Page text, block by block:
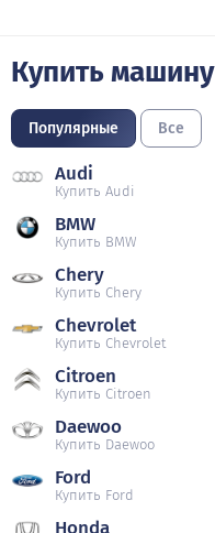
Купить машину
Популярные Все
Audi
Купить Audi
BMW
Купить BMW
Chery
Купить Chery
Chevrolet
Купить Chevrolet
Citroen
Купить Citroen
Daewoo
Купить Daewoo
Ford
Купить Ford
Honda